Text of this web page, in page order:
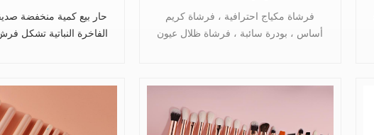
Makeup Brush
Brushes
حار بيع كمية منخفضة
الفاخرة النباتية تشكل
فرشاة مكياج احترافية ، فرشاة كريم
أساس ، بودرة سائبة ، فرشاة ظلال عيون